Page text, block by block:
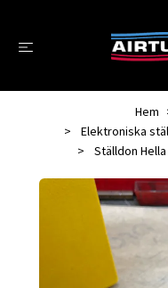
Hem
Elektroniska
Ställdon